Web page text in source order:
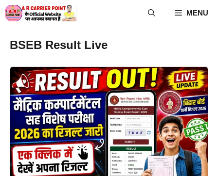
Skip
to
MENU
BSEB Result Live